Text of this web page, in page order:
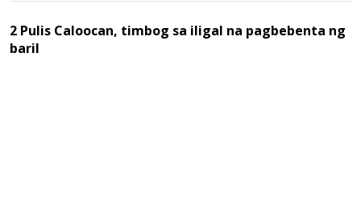
2 Pulis Caloocan, timbog sa iligal na pagbebenta ng
baril